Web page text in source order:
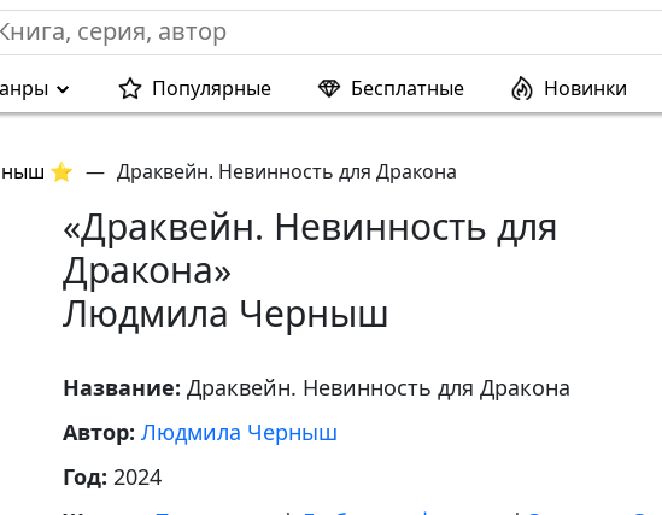
Популярные Бесплатные Новинки
⭐ — Драквейн. Невинность для Дракона
«Драквейн. Невинность для
Дракона»
Людмила Черныш
Название: Драквейн. Невинность для Дракона
Автор: Людмила Черныш
Год: 2024